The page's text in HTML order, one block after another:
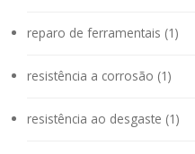
reparo de ferramentais (1)
resistência a corrosão (1)
resistência ao desgaste (1)